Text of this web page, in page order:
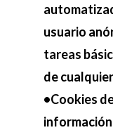
usuario
tareas
de
•Cookies